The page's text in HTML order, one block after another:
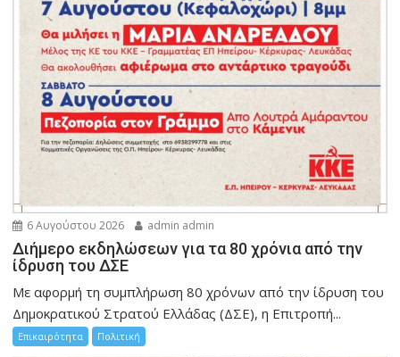
6 Αυγούστου 2026 admin admin
Διήμερο εκδηλώσεων για τα 80 χρόνια από την
ίδρυση του ΔΣΕ
Με αφορμή τη συμπλήρωση 80 χρόνων από την ίδρυση του
Δημοκρατικού Στρατού Ελλάδας (ΔΣΕ), η Επιτροπή...
Επικαιρότητα Πολιτική